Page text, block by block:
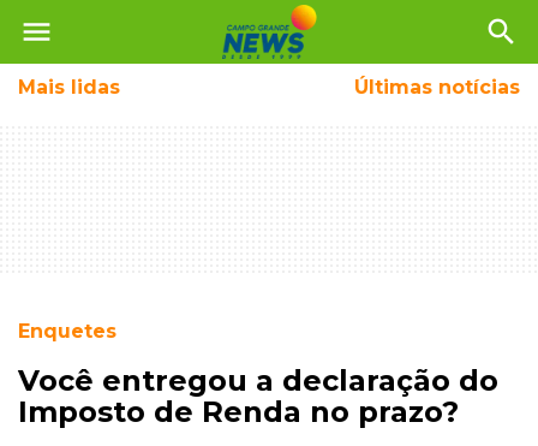
menu search
Mais lidas Últimas notícias
Enquetes
Você entregou a declaração do
Imposto de Renda no prazo?